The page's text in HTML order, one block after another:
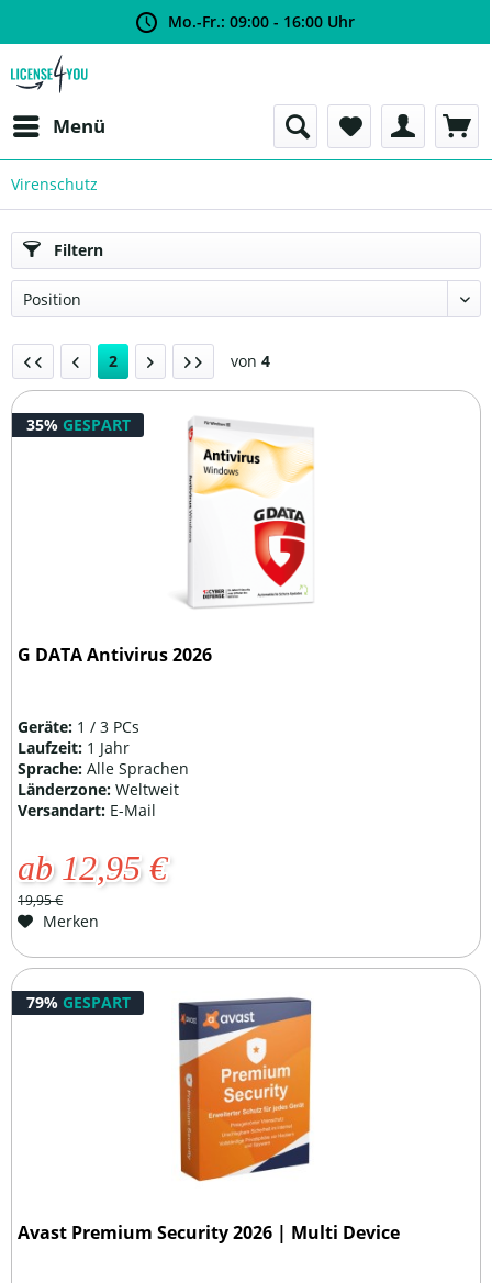
Mo.-Fr.: 09:00 - 16:00 Uhr
Menü
Virenschutz
Filtern
2 von 4
35% GESPART
G DATA Antivirus 2026
Geräte: 1 / 3 PCs
Laufzeit: 1 Jahr
Sprache:Alle Sprachen
Länderzone:Weltweit
Versandart: E-Mail
ab 12,95 €
19,95 €
Merken
79% GESPART
Avast Premium Security 2026 | Multi Device